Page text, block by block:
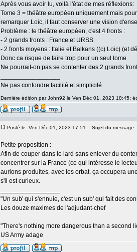
Après vous avoir lu, voilà l'état de mes réflexions:
Tome 3 = théâtre européen uniquement mais
remarquer Loic, il faut conserver une vision
Problème : le théâtre européen, c'est 4 fronts :
- 2 grands fronts : France et URSS
- 2 fronts moyens : Italie et Balkans ((c) Loic) (et
Donc ca risque de faire trop pour un seul tome
Ne pourrait-on pas se contenter des 2 grands
Ne pas confondre facilité et simplicité
Dernière édition par John92 le Ven Déc 01, 2023 18:45;
Posté le: Ven Déc 01, 2023 17:51 Sujet du message:
Petite proposition :
Afin de couper dans le lard sans enlever du
concentrer sur la France (ce qui intéresse le
aurions produites, avec les orbat. ça occupera
s'il est curieux.
"Un sub' qui s'ennuie, c'est un sub' qui fait des
Les douze maximes de l'adjudant-chef
"There's nothing more dangerous than a second
US Army adage